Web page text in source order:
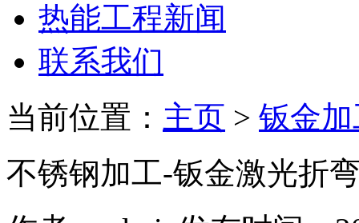
热能工程新闻
联系我们
当前位置： 主页 > 钣金
不锈钢加工-钣金激光折